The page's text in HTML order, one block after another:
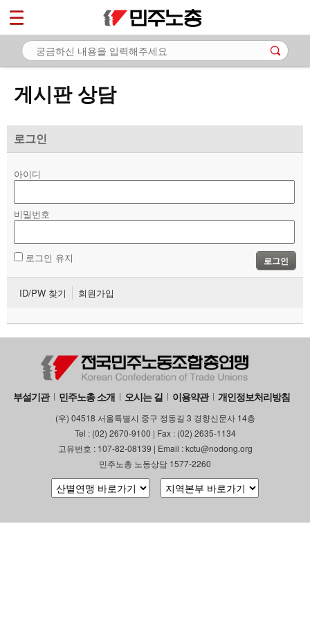
게시판 상담
로그인
아이디
비밀번호
로그인 유지 로그인
ID/PW 찾기 회원가입
부설기관 민주노총 소개 오시는 길 이용약관 개인정보처리방침
(우) 04518 서울특별시 중구 정동길 3 경향신문사 14층
Tel : (02) 2670-9100 | Fax : (02) 2635-1134
고유번호 : 107-82-08139 | Email : kctu@nodong.org
민주노총 노동상담 1577-2260
마이페이지
소개
노동상담
- 게시판 상담
- 바로보기
- 찾아보기
- 전국 노동상담소 안내
자료
부설기관